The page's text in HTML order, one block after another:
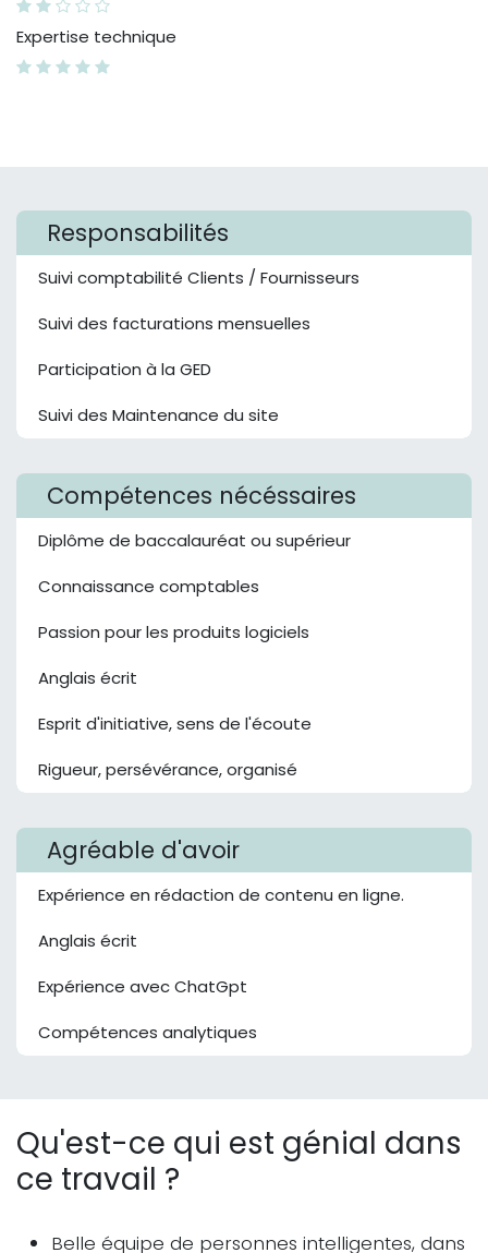
Expertise technique
Responsabilités
Suivi comptabilité Clients / Fournisseurs
Suivi des facturations mensuelles
Participation à la GED
Suivi des Maintenance du site
Compétences nécéssaires
Diplôme de baccalauréat ou supérieur
Connaissance comptables
Passion pour les produits logiciels
Anglais écrit
Esprit d'initiative, sens de l'écoute
Rigueur, persévérance, organisé
Agréable d'avoir
Expérience en rédaction de contenu en ligne.
Anglais écrit
Expérience avec ChatGpt
Compétences analytiques
Qu'est-ce qui est génial dans
ce travail ?
Belle équipe de personnes intelligentes, dans